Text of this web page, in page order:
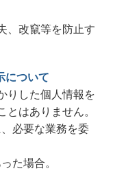
、改竄等を防止す
について
りした個人情報を
とはありません。
必要な業務を委
た場合。